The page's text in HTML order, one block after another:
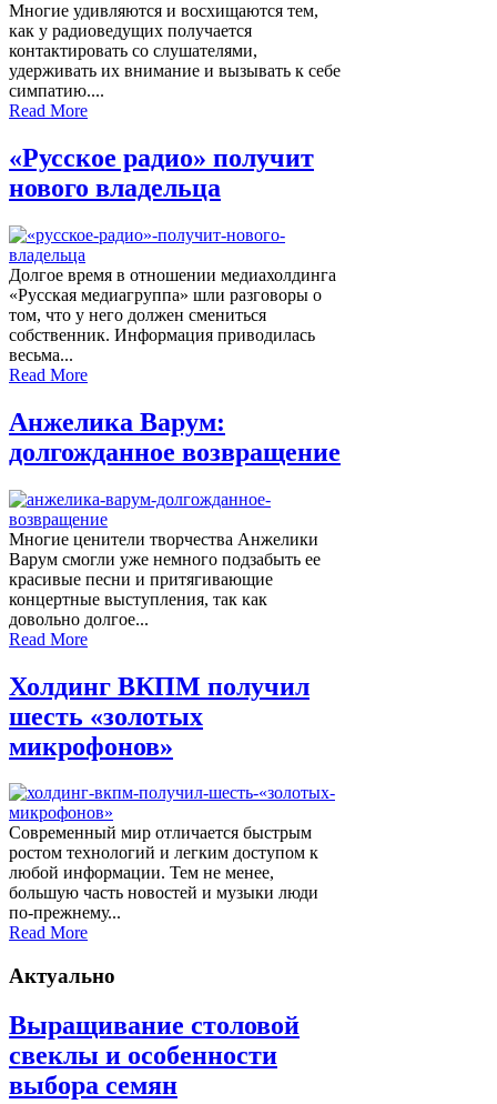
Многие удивляются и восхищаются тем,
как у радиоведущих получается
контактировать со слушателями,
удерживать их внимание и вызывать к себе
симпатию....
Read More
«Русское радио» получит
нового владельца
Долгое время в отношении медиахолдинга
«Русская медиагруппа» шли разговоры о
том, что у него должен смениться
собственник. Информация приводилась
весьма...
Read More
Анжелика Варум:
долгожданное возвращение
Многие ценители творчества Анжелики
Варум смогли уже немного подзабыть ее
красивые песни и притягивающие
концертные выступления, так как
довольно долгое...
Read More
Холдинг ВКПМ получил
шесть «золотых
микрофонов»
Современный мир отличается быстрым
ростом технологий и легким доступом к
любой информации. Тем не менее,
большую часть новостей и музыки люди
по-прежнему...
Read More
Актуально
Выращивание столовой
свеклы и особенности
выбора семян